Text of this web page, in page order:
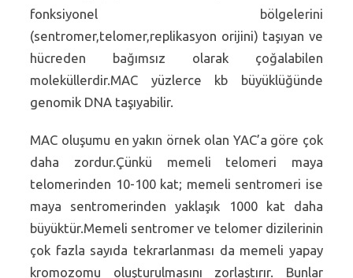
fonksiyonel bölgelerini
(sentromer,telomer,replikasyon orijini) taşıyan ve
hücreden bağımsız olarak çoğalabilen
moleküllerdir.MAC yüzlerce kb büyüklüğünde
genomik DNA taşıyabilir.
MAC oluşumu en yakın örnek olan YAC’a göre çok
daha zordur.Çünkü memeli telomeri maya
telomerinden 10-100 kat; memeli sentromeri ise
maya sentromerinden yaklaşık 1000 kat daha
büyüktür.Memeli sentromer ve telomer dizilerinin
çok fazla sayıda tekrarlanması da memeli yapay
kromozomu oluşturulmasını zorlaştırır. Bunlar